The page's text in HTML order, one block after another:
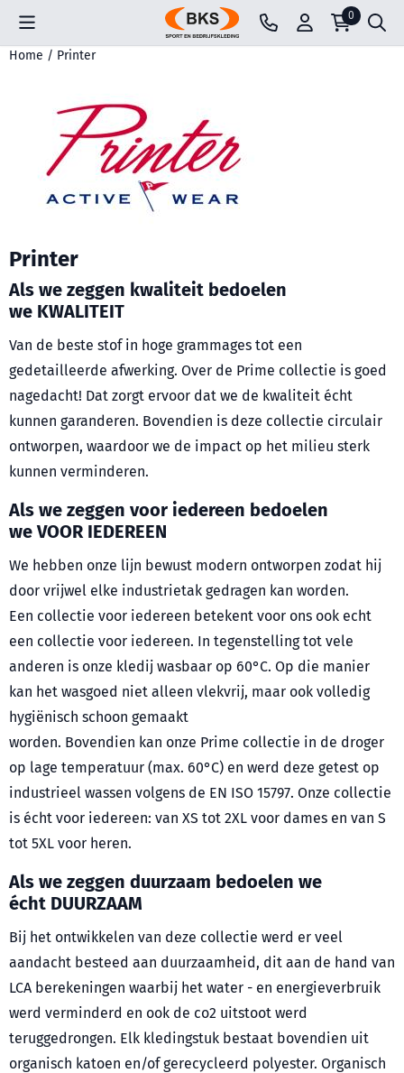
Cookievoorkeuren zijn beschikbaar. Kies instellingen of sta
0
Home / Printer
Printer
Als we zeggen kwaliteit bedoelen
we KWALITEIT
Van de beste stof in hoge grammages tot een
gedetailleerde afwerking. Over de Prime collectie is goed
nagedacht! Dat zorgt ervoor dat we de kwaliteit écht
kunnen garanderen. Bovendien is deze collectie circulair
ontworpen, waardoor we de impact op het milieu sterk
kunnen verminderen.
Als we zeggen voor iedereen bedoelen
we VOOR IEDEREEN
We hebben onze lijn bewust modern ontworpen zodat hij
door vrijwel elke industrietak gedragen kan worden.
Een collectie voor iedereen betekent voor ons ook echt
een collectie voor iedereen. In tegenstelling tot vele
anderen is onze kledij wasbaar op 60°C. Op die manier
kan het wasgoed niet alleen vlekvrij, maar ook volledig
hygiënisch schoon gemaakt
worden. Bovendien kan onze Prime collectie in de droger
op lage temperatuur (max. 60°C) en werd deze getest op
industrieel wassen volgens de EN ISO 15797. Onze collectie
is écht voor iedereen: van XS tot 2XL voor dames en van S
tot 5XL voor heren.
Als we zeggen duurzaam bedoelen we
écht DUURZAAM
Bij het ontwikkelen van deze collectie werd er veel
aandacht besteed aan duurzaamheid, dit aan de hand van
LCA berekeningen waarbij het water - en energieverbruik
werd verminderd en ook de co2 uitstoot werd
teruggedrongen. Elk kledingstuk bestaat bovendien uit
organisch katoen en/of gerecycleerd polyester. Organisch